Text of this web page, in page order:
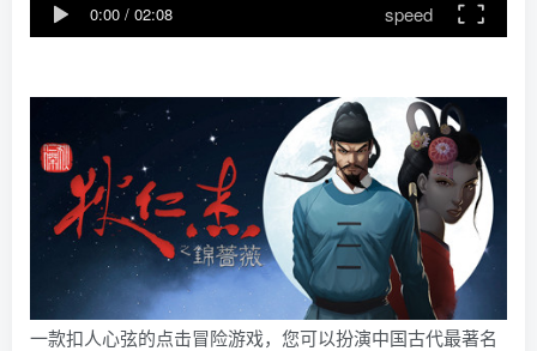
0:00 / 02:08 speed
一款扣人心弦的点击冒险游戏，您可以扮演中国古代最著名